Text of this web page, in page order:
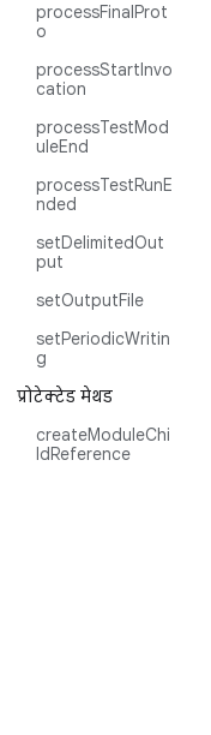
processFinalProt
o
processStartInvo
cation
processTestMod
uleEnd
processTestRunE
nded
setDelimitedOut
put
setOutputFile
setPeriodicWritin
g
प्रोटेक्टेड मेथड
createModuleChi
ldReference